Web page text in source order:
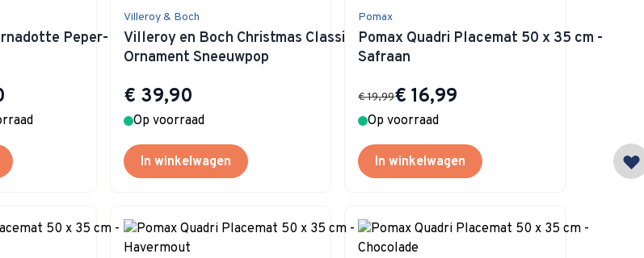
Peper- en
Villeroy & Boch
Villeroy en Boch Christmas Classics
Ornament Sneeuwpop
€ 39,90
Op voorraad
In winkelwagen
Pomax
Pomax Quadri Placemat 50 x 35 cm -
Safraan
Special Price
€ 16,99
€ 19,99
Op voorraad
In winkelwagen